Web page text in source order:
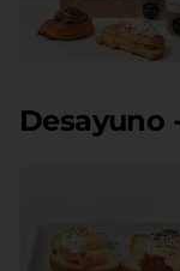
Desayuno